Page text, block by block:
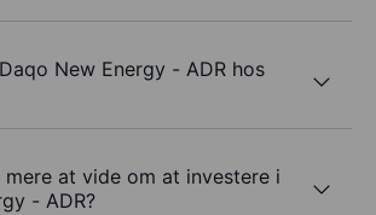
New Energy - ADR hos
at vide om at investere i
- ADR?